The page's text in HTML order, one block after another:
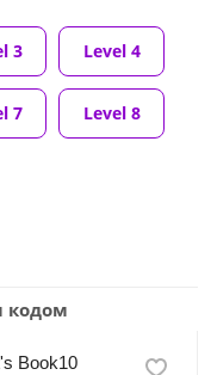
3 Level 4
7 Level 8
кодом
Book10